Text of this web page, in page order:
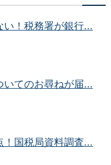
い！税務署が銀行...
いてのお尋ねが届...
！国税局資料調査...